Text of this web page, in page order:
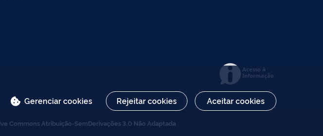
Acesso à
Informação
Commons Atribuição-SemDerivações 3.0 Não Adaptada
Gerenciar cookies Rejeitar cookies Aceitar cookies